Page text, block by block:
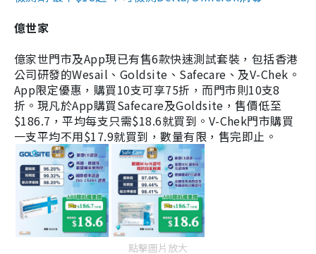
億世家
億家世門市及App現已有售6款快速測試套裝，包括香港
公司研發的Wesail、Goldsite、Safecare、及V-Chek。
App限定優惠，購買10支可享75折，而門市則10支8
折。現凡於App購買Safecare及Goldsite，售價低至
$186.7，平均每支只需$18.6就買到。V-Chek門市購買
一支平均不用$17.9就買到，數量有限，售完即止。
點擊圖片放大